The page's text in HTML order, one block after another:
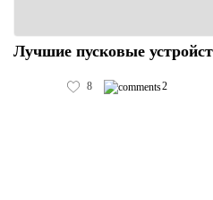
Лучшие пусковые
8 2